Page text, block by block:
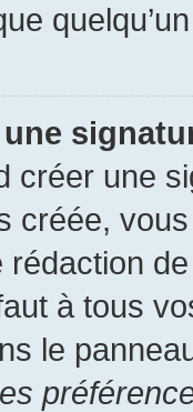
créer une
créée,
à tous
le